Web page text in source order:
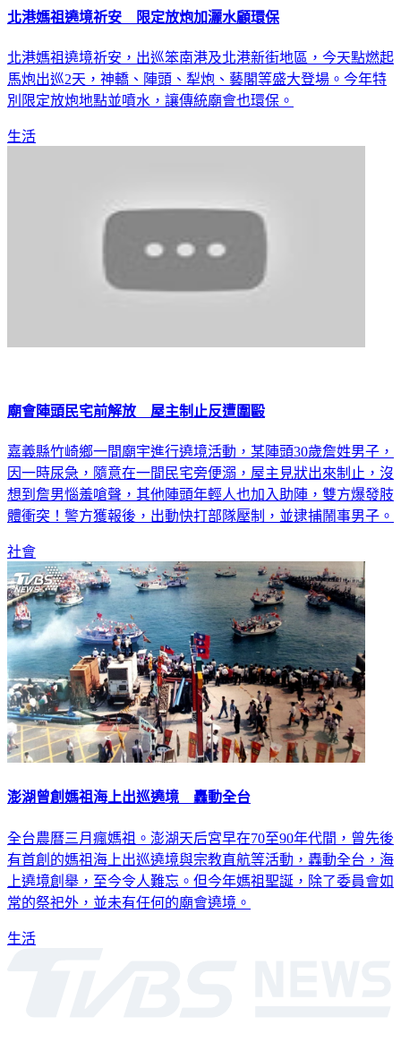
北港媽祖遶境祈安 限定放炮加灑水顧環保
北港媽祖遶境祈安，出巡笨南港及北港新街地區，今天點燃起
馬炮出巡2天，神轎、陣頭、犁炮、藝閣等盛大登場。今年特
別限定放炮地點並噴水，讓傳統廟會也環保。
生活
廟會陣頭民宅前解放 屋主制止反遭圍毆
嘉義縣竹崎鄉一間廟宇進行遶境活動，某陣頭30歲詹姓男子，
因一時尿急，隨意在一間民宅旁便溺，屋主見狀出來制止，沒
想到詹男惱羞嗆聲，其他陣頭年輕人也加入助陣，雙方爆發肢
體衝突！警方獲報後，出動快打部隊壓制，並逮捕鬧事男子。
社會
澎湖曾創媽祖海上出巡遶境 轟動全台
全台農曆三月瘋媽祖。澎湖天后宮早在70至90年代間，曾先後
有首創的媽祖海上出巡遶境與宗教直航等活動，轟動全台，海
上遶境創舉，至今令人難忘。但今年媽祖聖誕，除了委員會如
常的祭祀外，並未有任何的廟會遶境。
生活